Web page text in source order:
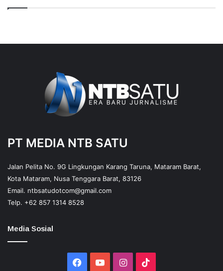
PT MEDIA NTB SATU
Jalan Pelita No. 9G Lingkungan Karang Taruna, Mataram Barat,
Kota Mataram, Nusa Tenggara Barat, 83126
Email. ntbsatudotcom@gmail.com
Telp. +62 857 1314 8528
Media Sosial
Facebook
YouTubeInstagram